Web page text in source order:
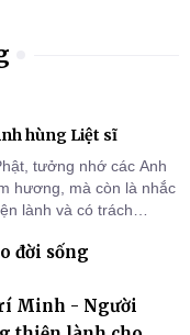
hùng Liệt sĩ
tưởng nhớ các Anh
hương, mà còn là nhắc
lành và có trách
đời sống
Minh - Người